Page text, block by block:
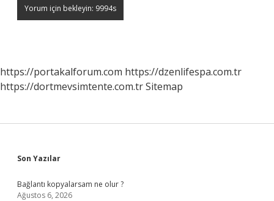
https://portakalforum.com https://dzenlifespa.com.tr
https://dortmevsimtente.com.trSitemap
Sidebar
Son Yazılar
Bağlantı kopyalarsam ne olur ?
Ağustos 6, 2026